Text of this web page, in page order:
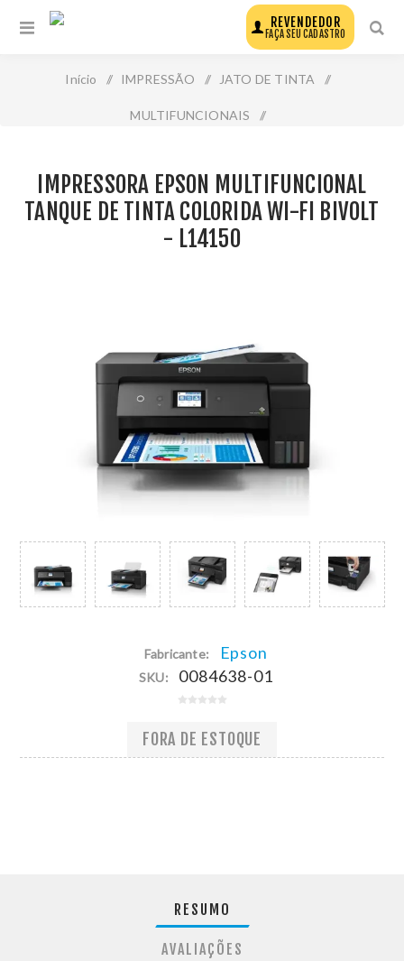
REVENDEDOR
FAÇA SEU CADASTRO
Início / IMPRESSÃO / JATO DE TINTA /
MULTIFUNCIONAIS /
Colorida Wi-Fi Bivolt - L14150
IMPRESSORA EPSON MULTIFUNCIONAL
TANQUE DE TINTA COLORIDA WI-FI BIVOLT
- L14150
Fabricante: Epson
SKU: 0084638-01
FORA DE ESTOQUE
RESUMO
AVALIAÇÕES